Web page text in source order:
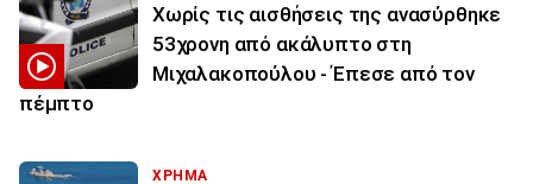
Χωρίς τις αισθήσεις της ανασύρθηκε
53χρονη από ακάλυπτο στη
Μιχαλακοπούλου - Έπεσε από τον
πέμπτο
ΧΡΗΜΑ